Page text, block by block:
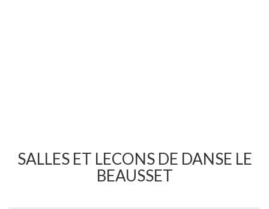
SALLES ET LECONS DE DANSE LE
BEAUSSET